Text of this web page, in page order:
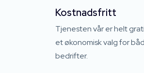
Kostnadsfritt
Tjenesten vår er helt
et økonomisk valg for
bedrifter.